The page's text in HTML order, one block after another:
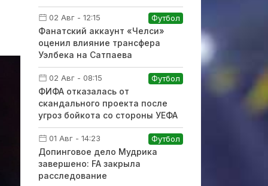
02 Авг - 12:15 Футбол
Фанатский аккаунт «Челси»
оценил влияние трансфера
Уэлбека на Сатпаева
02 Авг - 08:15 Футбол
ФИФА отказалась от
скандального проекта после
угроз бойкота со стороны УЕФА
01 Авг - 14:23 Футбол
Допинговое дело Мудрика
завершено: FA закрыла
расследование